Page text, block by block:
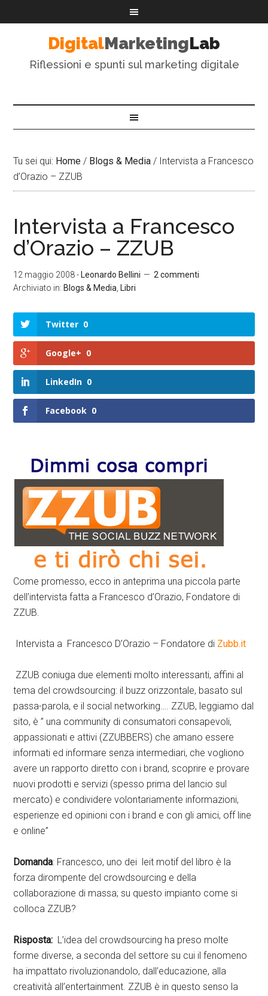
DigitalMarketingLab
Riflessioni e spunti sul marketing digitale
Tu sei qui: Home / Blogs & Media / Intervista a Francesco
d’Orazio – ZZUB
Intervista a Francesco
d’Orazio – ZZUB
12 maggio 2008- Leonardo Bellini
2 commenti
Archiviato in: Blogs & Media Libri
Twitter 0
Google+ 0
LinkedIn 0
Facebook 0
Come promesso, ecco in anteprima una piccola parte
dell’intervista fatta a Francesco d’Orazio, Fondatore di
ZZUB.
Intervista a Francesco D’Orazio – Fondatore di Zubb.it
ZZUB coniuga due elementi molto interessanti, affini al
tema del crowdsourcing: il buzz orizzontale, basato sul
passa-parola, e il social networking…. ZZUB, leggiamo dal
sito, è ” una community di consumatori consapevoli,
appassionati e attivi (ZZUBBERS) che amano essere
informati ed informare senza intermediari, che vogliono
avere un rapporto diretto con i brand, scoprire e provare
nuovi prodotti e servizi (spesso prima del lancio sul
mercato) e condividere volontariamente informazioni,
esperienze ed opinioni con i brand e con gli amici, off line
e online”
Domanda: Francesco, uno dei leit motif del libro è la
forza dirompente del crowdsourcing e della
collaborazione di massa; su questo impianto come si
colloca ZZUB?
Risposta: L’idea del crowdsourcing ha preso molte
forme diverse, a seconda del settore su cui il fenomeno
ha impattato rivoluzionandolo, dall’educazione, alla
creatività all’entertainment. ZZUB è in questo senso la